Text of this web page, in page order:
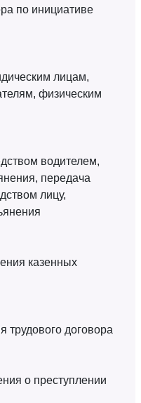
по инициативе
лицам,
физическим
водителем,
передача
лицу,
казенных
договора
о преступлении